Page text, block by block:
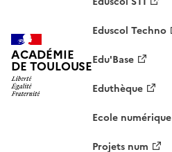
ACADÉMIE
DE TOULOUSE
Eduscol Techno
Edu'Base
Eduthèque
Ecole numérique
Projets num